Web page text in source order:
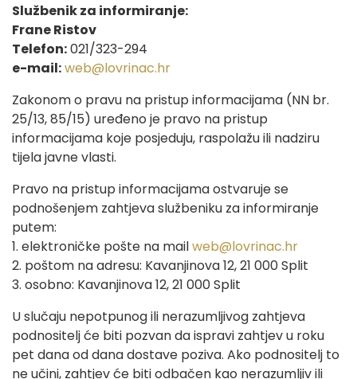
Službenik za informiranje:
Frane Ristov
Telefon:021/323-294
e-mail:web@lovrinac.hr
Zakonom o pravu na pristup informacijama (NN br.
25/13, 85/15) uređeno je pravo na pristup
informacijama koje posjeduju, raspolažu ili nadziru
tijela javne vlasti.
Pravo na pristup informacijama ostvaruje se
podnošenjem zahtjeva službeniku za informiranje
putem:
1. elektroničke pošte na mailweb@lovrinac.hr
2. poštom na adresu: Kavanjinova 12, 21 000 Split
3. osobno: Kavanjinova 12, 21 000 Split
U slučaju nepotpunog ili nerazumljivog zahtjeva
podnositelj će biti pozvan da ispravi zahtjev u roku
pet dana od dana dostave poziva. Ako podnositelj to
ne učini, zahtjev će biti odbačen kao nerazumljiv ili